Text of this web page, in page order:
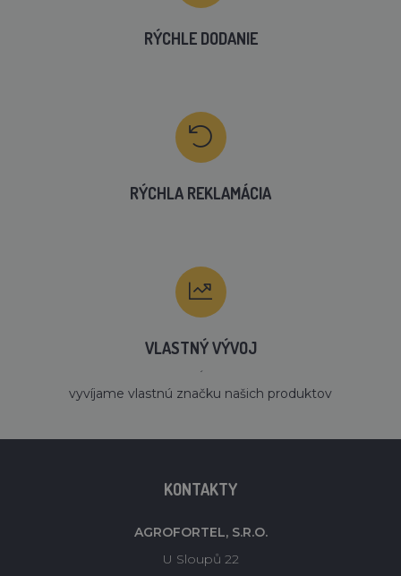
RÝCHLE DODANIE
RÝCHLA REKLAMÁCIA
VLASTNÝ VÝVOJ
´
vyvíjame vlastnú značku našich produktov
KONTAKTY
AGROFORTEL, S.R.O.
U Sloupů 22